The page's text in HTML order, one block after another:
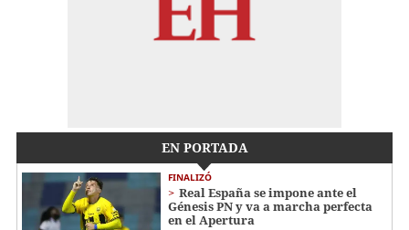
EN PORTADA
FINALIZÓ
Real España se impone ante el
Génesis PN y va a marcha perfecta
en el Apertura